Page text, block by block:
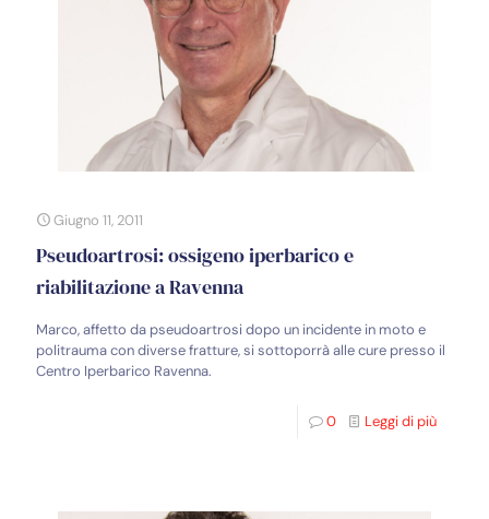
Giugno 11, 2011
Pseudoartrosi: ossigeno iperbarico e
riabilitazione a Ravenna
Marco, affetto da pseudoartrosi dopo un incidente in moto e
politrauma con diverse fratture, si sottoporrà alle cure presso il
Centro Iperbarico Ravenna.
0 Leggi di più